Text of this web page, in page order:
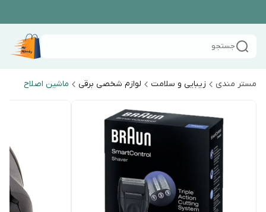
جستجو
مستر مندی زیبایی و سلامت لوازم شخصی برقی ماشین اصلاح